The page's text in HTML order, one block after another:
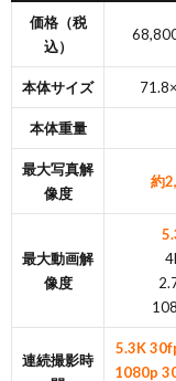
価格（税
込）
本体サイズ
本体重量
最大写真解
像度
約
最大動画解
像度
連続撮影時
5.3K
1080p